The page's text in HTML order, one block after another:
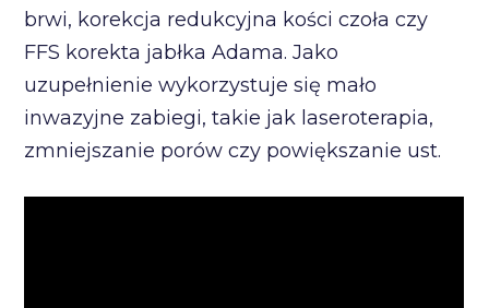
brwi, korekcja redukcyjna kości czoła czy
FFS korekta jabłka Adama. Jako
uzupełnienie wykorzystuje się mało
inwazyjne zabiegi, takie jak laseroterapia,
zmniejszanie porów czy powiększanie ust.